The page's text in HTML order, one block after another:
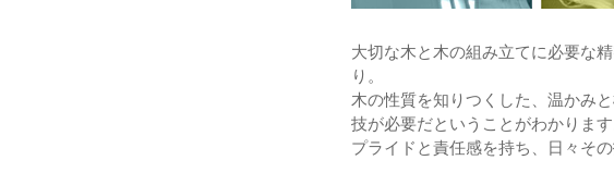
大切な木と木の組み立てに必要な
り。
木の性質を知りつくした、温かみ
技が必要だということがわかります
プライドと責任感を持ち、日々そ